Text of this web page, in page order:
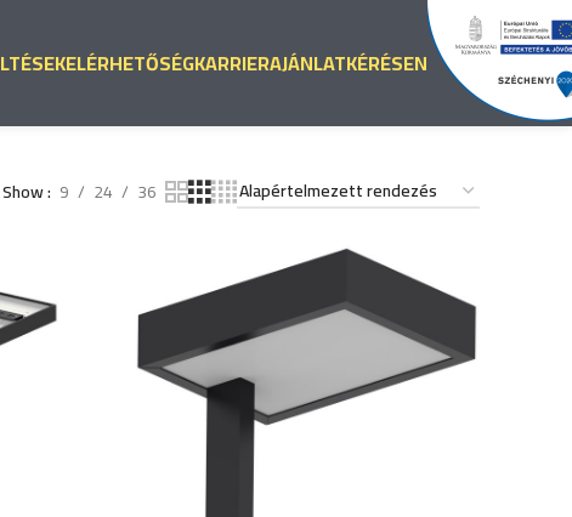
ELÉRHETŐSÉGKARRIERAJÁNLATKÉRÉSEN
Show 9 24 36